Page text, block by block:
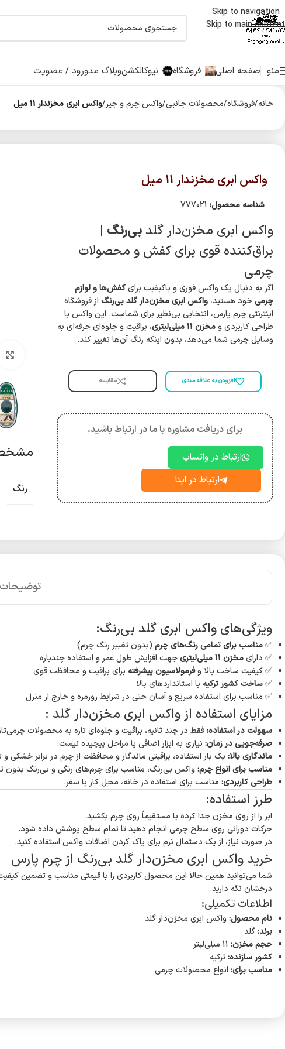
Skip to navigation
Skip to main content
اولین دارنده نشان حلال جهانی صنایع چرم درایران
منو صفحه اصلی فروشگاه نیوکالکشنوبلاگ مدورود / عضویت
خانه/فروشگاه/محصولات جانبی/واکس چرم و جیر/واکس ابری مخزندار 11 میل
واکس ابری مخزندار 11 میل
شناسه محصول: 777021
واکس ابری مخزن‌دار گلدبی‌رنگ |
براق‌کننده قوی برای کفش و محصولات
چرمی
اگر به دنبال یک واکس فوری و باکیفیت برایکفش‌ها و لوازم
چرمیخود هستید، واکس ابری مخزن‌دار گلد بی‌رنگ از فروشگاه
اینترنتی چرم پارس، انتخابی بی‌نظیر برای شماست. این واکس با
طراحی کاربردی ومخزن 11 میلی‌لیتری
، براقیت و جلوه‌ای حرفه‌ای به
وسایل چرمی شما می‌دهد، بدون اینکه رنگ آن‌ها تغییر کند.
افزودن به علاقه مندی مقایسه
برای دریافت مشاوره با ما در ارتباط باشید.
ارتباط در واتساپ
ارتباط در ایتا
رنگ
ویژگی‌های واکس ابری گلد بی‌رنگ:
✅مناسب برای تمامی رنگ‌های چرم (بدون تغییر رنگ چرم)
✅ دارایمخزن 11 میلی‌لیتری
جهت افزایش طول عمر و استفاده چندباره
✅ کیفیت ساخت بالا وفرمولاسیون پیشرفته برای براقیت و محافظت قوی
✅ساخت کشور ترکیه با استانداردهای بالا
✅ مناسب برای استفاده سریع و آسان حتی در شرایط روزمره و خارج از منزل
مزایای استفاده از واکس ابری مخزن‌دار گلد :
سهولت در استفاده:فقط در چند ثانیه، براقیت و جلوه‌ای تازه به محصولات
صرفه‌جویی در زمان: نیازی به ابزار اضافی یا مراحل پیچیده نیست.
ماندگاری بالا: یک بار استفاده، براقیتی ماندگار و محافظت از چرم در برابر خشکی و
مناسب برای انواع چرم:واکس بی‌رنگ، مناسب برای چرم‌های رنگی و بی‌رنگ بدون
طراحی کاربردی: مناسب برای استفاده در خانه، محل کار یا سفر.
طرز استفاده:
ابر را از روی مخزن جدا کرده یا مستقیماً روی چرم بکشید.
حرکات دورانی روی سطح چرمی انجام دهید تا تمام سطح پوشش داده شود.
در صورت نیاز، از یک دستمال نرم برای پاک کردن اضافات واکس استفاده کنید.
خرید واکس ابری مخزن‌دار گلد بی‌رنگ از چرم پارس
شما می‌توانید همین حالا این محصول کاربردی را با قیمتی مناسب و تضمین
درخشان نگه دارید.
اطلاعات تکمیلی:
نام محصول:واکس ابری مخزن‌دار گلد
برند:گلد
حجم مخزن:
کشور سازنده:ترکیه
مناسب برای: انواع محصولات چرمی